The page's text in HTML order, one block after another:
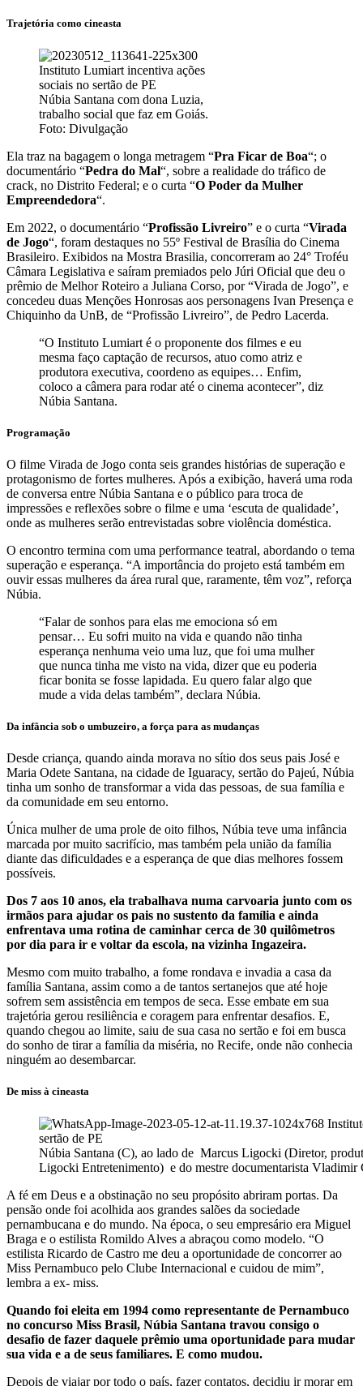
Trajetória como cineasta
Núbia Santana com dona Luzia,
trabalho social que faz em Goiás.
Foto: Divulgação
Ela traz na bagagem o longa metragem “Pra Ficar de Boa“; o
documentário “Pedra do Mal“, sobre a realidade do tráfico de
crack, no Distrito Federal; e o curta “O Poder da Mulher
Empreendedora“.
Em 2022, o documentário “Profissão Livreiro” e o curta “Virada
de Jogo“, foram destaques no 55º Festival de Brasília do Cinema
Brasileiro. Exibidos na Mostra Brasilia, concorreram ao 24° Troféu
Câmara Legislativa e saíram premiados pelo Júri Oficial que deu o
prêmio de Melhor Roteiro a Juliana Corso, por “Virada de Jogo”, e
concedeu duas Menções Honrosas aos personagens Ivan Presença e
Chiquinho da UnB, de “Profissão Livreiro”, de Pedro Lacerda.
“O Instituto Lumiart é o proponente dos filmes e eu
mesma faço captação de recursos, atuo como atriz e
produtora executiva, coordeno as equipes… Enfim,
coloco a câmera para rodar até o cinema acontecer”, diz
Núbia Santana.
Programação
O filme Virada de Jogo conta seis grandes histórias de superação e
protagonismo de fortes mulheres. Após a exibição, haverá uma roda
de conversa entre Núbia Santana e o público para troca de
impressões e reflexões sobre o filme e uma ‘escuta de qualidade’,
onde as mulheres serão entrevistadas sobre violência doméstica.
O encontro termina com uma performance teatral, abordando o tema
superação e esperança. “A importância do projeto está também em
ouvir essas mulheres da área rural que, raramente, têm voz”, reforça
Núbia.
“Falar de sonhos para elas me emociona só em
pensar… Eu sofri muito na vida e quando não tinha
esperança nenhuma veio uma luz, que foi uma mulher
que nunca tinha me visto na vida, dizer que eu poderia
ficar bonita se fosse lapidada. Eu quero falar algo que
mude a vida delas também”, declara Núbia.
Da infância sob o umbuzeiro, a força para as mudanças
Desde criança, quando ainda morava no sítio dos seus pais José e
Maria Odete Santana, na cidade de Iguaracy, sertão do Pajeú, Núbia
tinha um sonho de transformar a vida das pessoas, de sua família e
da comunidade em seu entorno.
Única mulher de uma prole de oito filhos, Núbia teve uma infância
marcada por muito sacrifício, mas também pela união da família
diante das dificuldades e a esperança de que dias melhores fossem
possíveis.
Dos 7 aos 10 anos, ela trabalhava numa carvoaria junto com os
irmãos para ajudar os pais no sustento da família e ainda
enfrentava uma rotina de caminhar cerca de 30 quilômetros
por dia para ir e voltar da escola, na vizinha Ingazeira.
Mesmo com muito trabalho, a fome rondava e invadia a casa da
família Santana, assim como a de tantos sertanejos que até hoje
sofrem sem assistência em tempos de seca. Esse embate em sua
trajetória gerou resiliência e coragem para enfrentar desafios. E,
quando chegou ao limite, saiu de sua casa no sertão e foi em busca
do sonho de tirar a família da miséria, no Recife, onde não conhecia
ninguém ao desembarcar.
De miss à cineasta
Núbia Santana (C), ao lado de Marcus Ligocki (Diretor,
Ligocki Entretenimento) e do mestre documentarista Vladimir
A fé em Deus e a obstinação no seu propósito abriram portas. Da
pensão onde foi acolhida aos grandes salões da sociedade
pernambucana e do mundo. Na época, o seu empresário era Miguel
Braga e o estilista Romildo Alves a abraçou como modelo. “O
estilista Ricardo de Castro me deu a oportunidade de concorrer ao
Miss Pernambuco pelo Clube Internacional e cuidou de mim”,
lembra a ex- miss.
Quando foi eleita em 1994 como representante de Pernambuco
no concurso Miss Brasil, Núbia Santana travou consigo o
desafio de fazer daquele prêmio uma oportunidade para mudar
sua vida e a de seus familiares. E como mudou.
Depois de viajar por todo o país, fazer contatos, decidiu ir morar em